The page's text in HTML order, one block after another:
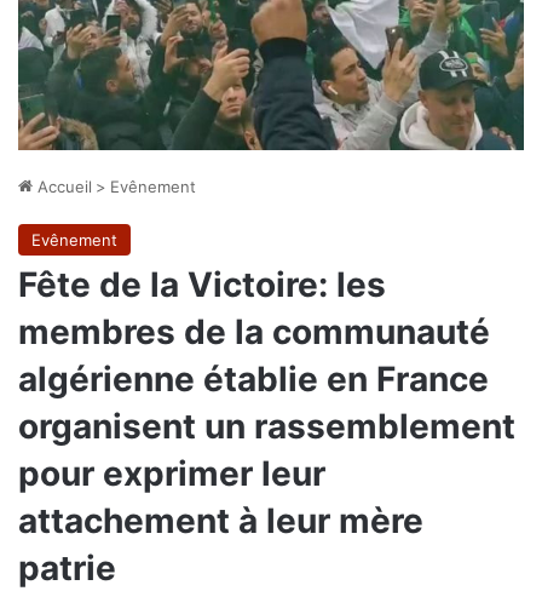
Accueil > Evênement
Evênement
Fête de la Victoire: les
membres de la communauté
algérienne établie en France
organisent un rassemblement
pour exprimer leur
attachement à leur mère
patrie